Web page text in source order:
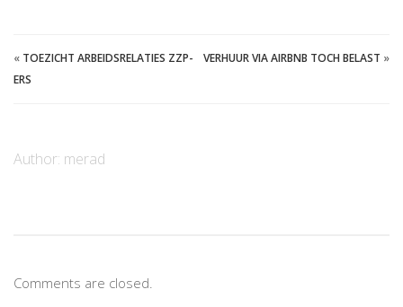
« TOEZICHT ARBEIDSRELATIES ZZP-
ERS
VERHUUR VIA AIRBNB TOCH BELAST »
Author: merad
Comments are closed.